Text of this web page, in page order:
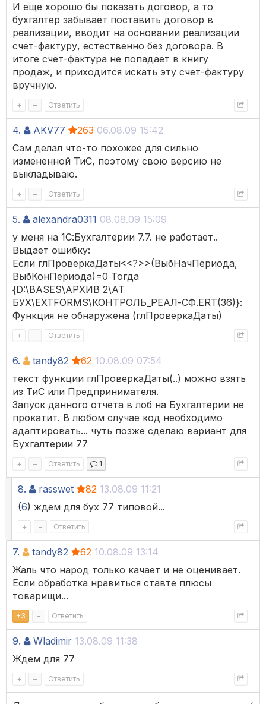
И еще хорошо бы показать договор, а то
бухгалтер забывает поставить договор в
реализации, вводит на основании реализации
счет-фактуру, естественно без договора. В
итоге счет-фактура не попадает в книгу
продаж, и приходится искать эту счет-фактуру
вручную.
+ – Ответить
4. AKV77 263 06.08.09 15:42
Сам делал что-то похожее для сильно
измененной ТиС, поэтому свою версию не
выкладываю.
+ – Ответить
5. alexandra0311 08.08.09 15:09
у меня на 1С:Бухгалтерии 7.7. не работает..
Выдает ошибку:
Если глПроверкаДаты<<?>>(ВыбНачПериода,
ВыбКонПериода)=0 Тогда
{D:\BASES\АРХИВ 2\АТ
БУХ\EXTFORMS\КОНТРОЛЬ_РЕАЛ-СФ.ERT(36)}:
Функция не обнаружена (глПроверкаДаты)
+ – Ответить
6. tandy82 62 10.08.09 07:54
текст функции глПроверкаДаты(..) можно взять
из ТиС или Предпринимателя.
Запуск данного отчета в лоб на Бухгалтерии не
прокатит. В любом случае код необходимо
адаптировать... чуть позже сделаю вариант для
Бухгалтерии 77
+ – Ответить 1
8. rasswet 82 13.08.09 11:21
(6) ждем для бух 77 типовой...
+ – Ответить
7. tandy82 62 10.08.09 13:14
Жаль что народ только качает и не оценивает.
Если обработка нравиться ставте плюсы
товарищи...
+3 – Ответить
9. Wladimir 13.08.09 11:38
Ждем для 77
+ – Ответить